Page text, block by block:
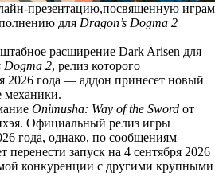
презентацию,посвященную играм
для Dragon’s Dogma 2
расширение Dark Arisen для
Dogma 2, релиз которого
2026 года — аддон принесет новый
механики.
Onimusha: Way of the Sword от
Официальный релиз игры
года, однако, по сообщениям
перенести запуск на 4 сентября 2026
конкуренции с другими крупными